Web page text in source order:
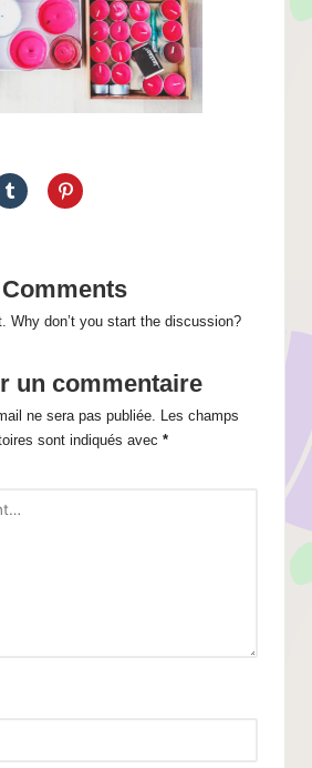
Comments
Why don’t you start the discussion?
un commentaire
ne sera pas publiée.
Les champs
sont indiqués avec *